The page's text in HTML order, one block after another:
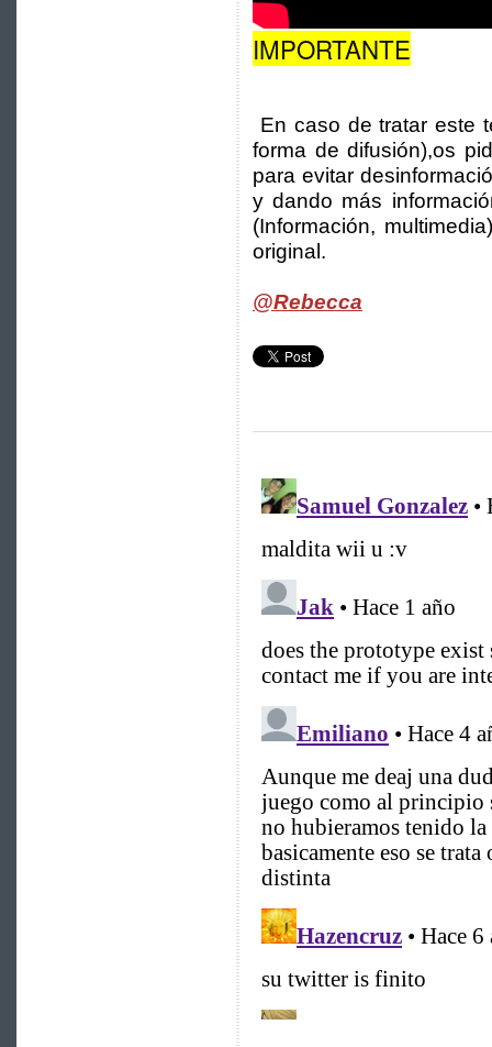
IMPORTANTE
En caso de tratar este
forma de difusión),os
para evitar
y dando más
(Información,
original.
@Rebecca